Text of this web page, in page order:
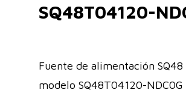
SQ48T04120-
Fuente de alimentación SQ48
modelo SQ48T04120-NDC0G